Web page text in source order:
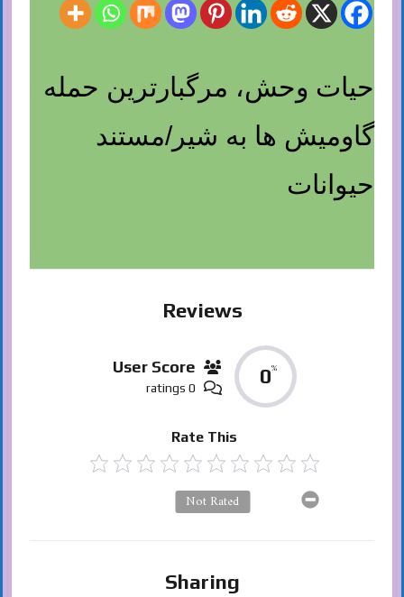
حیات وحش، مرگبارترین حمله
گاومیش ها به شیر/مستند
حیوانات
Reviews
0%
User Score
0 ratings
Rate This
Not Rated
Sharing